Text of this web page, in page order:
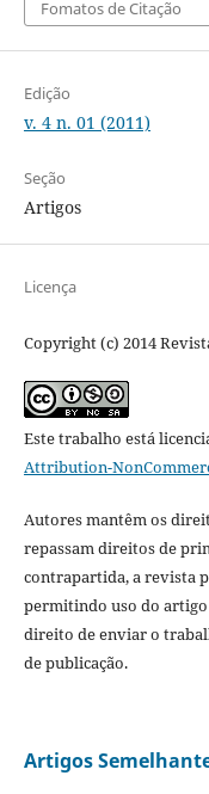
Fomatos de Citação
Edição
v. 4 n. 01 (2011)
Seção
Artigos
Licença
Copyright (c) 2014
Este trabalho está
Attribution-
Autores mantêm os
repassam direitos de
contrapartida, a revista
permitindo uso do
direito de enviar o
de publicação.
Artigos